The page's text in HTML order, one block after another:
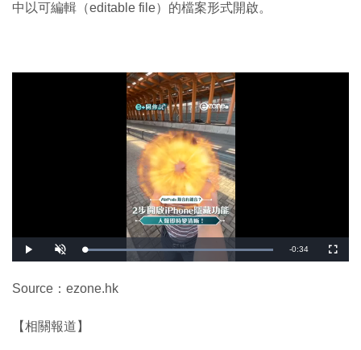
中以可編輯（editable file）的檔案形式開啟。
播
放
開
啟
載
入
剩
-0:34
全
螢
Source：ezone.hk
【相關報道】